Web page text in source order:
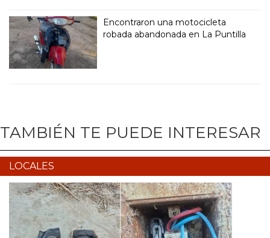
Encontraron una motocicleta
robada abandonada en La Puntilla
TAMBIÉN TE PUEDE INTERESAR
LOCALES